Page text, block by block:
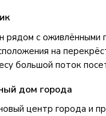
рядом с оживлёнными
на
большой поток
дом города
центр города и